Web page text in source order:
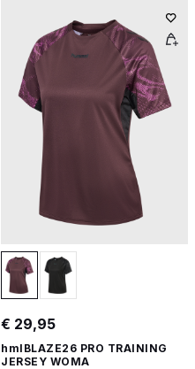
€ 29,95
hmlBLAZE26 PRO TRAINING
JERSEY WOMA